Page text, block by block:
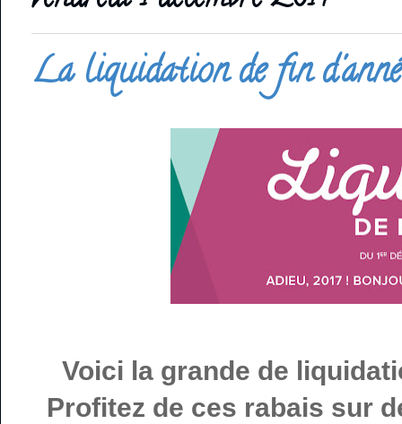
La liquidation de fin
Voici la grande de
Profitez de ces rabais sur